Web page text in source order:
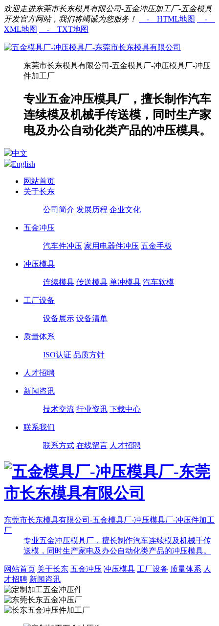
欢迎走进东莞市长东模具有限公司-五金冲压加工厂-五金模具
开发官方网站，我们将竭诚为您服务！
- HTML地图
-
XML地图
- TXT地图
东莞市长东模具有限公司-五金模具厂-冲压模具厂-冲压
件加工厂
专业五金冲压模具厂，擅长制作汽车
连续模及机械手传送模，同时生产家
电及办公自动化类产品的冲压模具。
中文
English
网站首页
关于长东
公司简介 发展历程 企业文化
五金冲压
汽车件冲压 家用电器件冲压 五金手板
冲压模具
连续模具 传送模具 单冲模具 汽车软模
工厂设备
设备展示 设备清单
质量体系
ISO认证 品质方针
人才招聘
新闻咨讯
技术交流 行业资讯 下载中心
联系我们
联系方式 在线留言 人才招聘
东莞市长东模具有限公司-五金模具厂-冲压模具厂-冲压件加工
厂
专业五金冲压模具厂，擅长制作汽车连续模及机械手传
送模，同时生产家电及办公自动化类产品的冲压模具。
网站首页 关于长东 五金冲压 冲压模具 工厂设备 质量体系 人
才招聘 新闻咨讯